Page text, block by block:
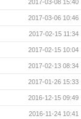
2017-03-08 15:40
2017-03-06 10:46
2017-02-15 11:34
2017-02-15 10:04
2017-02-13 08:34
2017-01-26 15:33
2016-12-15 09:49
2016-11-24 10:41